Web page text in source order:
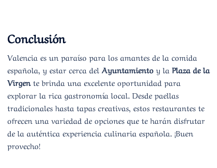
Conclusión
Valencia es un paraíso para los amantes de la comida
española, y estar cerca del Ayuntamiento y la Plaza de la
Virgente brinda una excelente oportunidad para
explorar la rica gastronomía local. Desde paellas
tradicionales hasta tapas creativas, estos restaurantes te
ofrecen una variedad de opciones que te harán disfrutar
de la auténtica experiencia culinaria española. ¡Buen
provecho!